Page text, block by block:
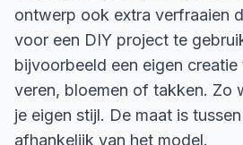
ontwerp ook extra verfraaien
voor een DIY project te
bijvoorbeeld een eigen creatie
veren, bloemen of takken. Zo
je eigen stijl. De maat is
afhankelijk van het model.